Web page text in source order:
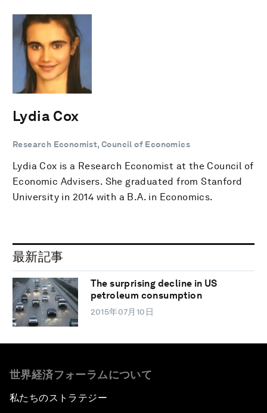
Lydia Cox
Research Economist, Council of Economics
Lydia Cox is a Research Economist at the Council of
Economic Advisers. She graduated from Stanford
University in 2014 with a B.A. in Economics.
最新記事
The surprising decline in US
petroleum consumption
2015年07月10日
世界経済フォーラムについて
私たちのストラテジー